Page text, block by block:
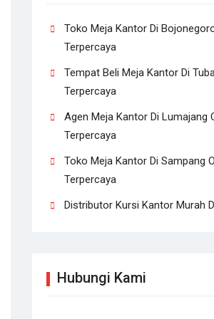
Toko Meja Kantor Di
Terpercaya
Tempat Beli Meja Kantor Di
Terpercaya
Agen Meja Kantor Di Lumajang
Terpercaya
Toko Meja Kantor Di Sampang
Terpercaya
Distributor Kursi Kantor Murah
Hubungi Kami